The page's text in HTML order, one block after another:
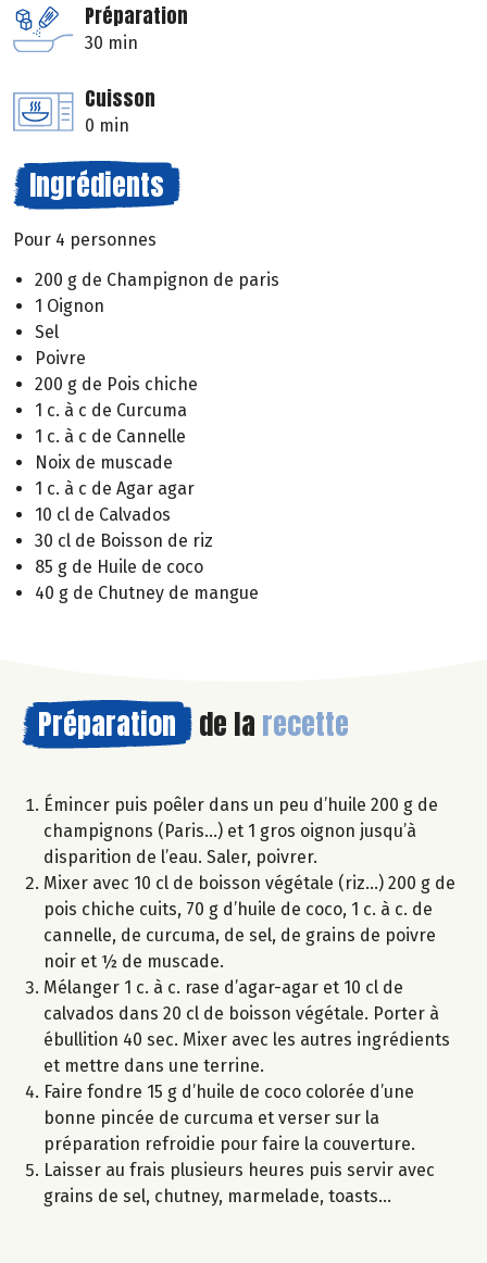
Préparation
30 min
Cuisson
0 min
Ingrédients
Pour 4 personnes
200 g de Champignon de paris
1 Oignon
Sel
Poivre
200 g de Pois chiche
1 c. à c de Curcuma
1 c. à c de Cannelle
Noix de muscade
1 c. à c de Agar agar
10 cl de Calvados
30 cl de Boisson de riz
85 g de Huile de coco
40 g de Chutney de mangue
Préparation de la recette
Émincer puis poêler dans un peu d’huile 200 g de
champignons (Paris…) et 1 gros oignon jusqu’à
disparition de l’eau. Saler, poivrer.
Mixer avec 10 cl de boisson végétale (riz…) 200 g de
pois chiche cuits, 70 g d’huile de coco, 1 c. à c. de
cannelle, de curcuma, de sel, de grains de poivre
noir et ½ de muscade.
Mélanger 1 c. à c. rase d’agar-agar et 10 cl de
calvados dans 20 cl de boisson végétale. Porter à
ébullition 40 sec. Mixer avec les autres ingrédients
et mettre dans une terrine.
Faire fondre 15 g d’huile de coco colorée d’une
bonne pincée de curcuma et verser sur la
préparation refroidie pour faire la couverture.
Laisser au frais plusieurs heures puis servir avec
grains de sel, chutney, marmelade, toasts...